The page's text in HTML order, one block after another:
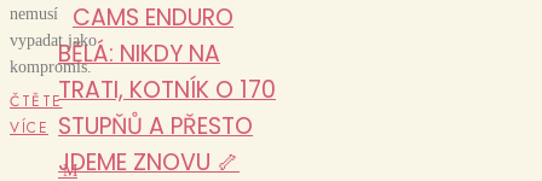
CAMS ENDURO
BĚLÁ: NIKDY NA
TRATI, KOTNÍK O 170
STUPŇŮ A PŘESTO
JDEME ZNOVU 🦴
nemusí
vypadat jako
kompromis.
ČTĚTE
VÍCE
M